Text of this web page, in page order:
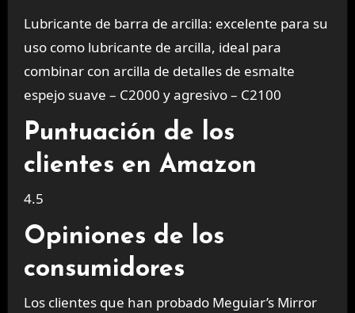
Lubricante de barra de arcilla: excelente para su
uso como lubricante de arcilla, ideal para
combinar con arcilla de detalles de esmalte
espejo suave – C2000 y agresivo – C2100
Puntuación de los
clientes en Amazon
4.5
Opiniones de los
consumidores
Los clientes que han probado Meguiar’s Mirror